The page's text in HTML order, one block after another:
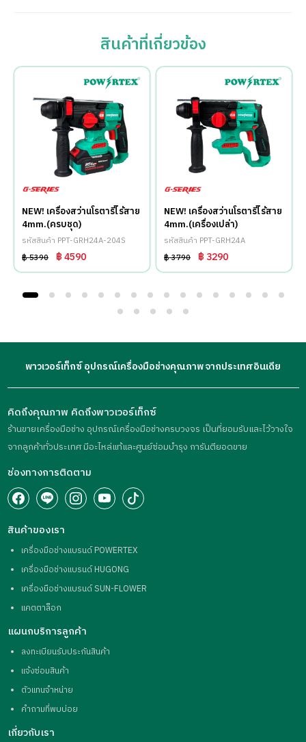
สินค้าที่เกี่ยวข้อง
NEW! เครื่องสว่านโรตารี่ไร้สาย
4mm.(ครบชุด)
รหัสสินค้า PPT-GRH24A-204S
฿ 5390
฿ 4590
NEW! เครื่องสว่านโรตารี่ไร้สาย
4mm.(เครื่องเปล่า)
รหัสสินค้า PPT-GRH24A
฿ 3790
฿ 3290
พาวเวอร์เท็กซ์ อุปกรณ์เครื่องมือช่างคุณภาพ จากประเทศอินเดีย
คิดถึงคุณภาพ คิดถึงพาวเวอร์เท็กซ์
ร้านขายเครื่องมือช่าง อุปกรณ์เครื่องมือช่างครบวงจร เป็นที่ยอมรับและไว้วางใจ
จากลูกค้าทั่วประเทศ มีอะไหล่แท้และศูนย์ซ่อมบำรุง การันตียอดขาย
ช่องทางการติดตาม
สินค้าของเรา
เครื่องมือช่างแบรนด์ POWERTEX
เครื่องมือช่างแบรนด์ HUGONG
เครื่องมือช่างแบรนด์ SUN-FLOWER
แคตตาล็อก
แผนกบริการลูกค้า
ลงทะเบียนรับประกันสินค้า
แจ้งซ่อมสินค้า
ตัวแทนจำหน่าย
คำถามที่พบบ่อย
เกี่ยวกับเรา